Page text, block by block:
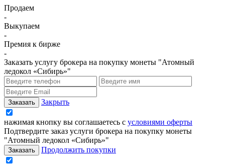
Продаем
-
Выкупаем
-
Премия к бирже
-
Заказать услугу брокера на покупку монеты "Атомный
ледокол «Сибирь»"
Закрыть
нажимая кнопку вы соглашаетесь с условиями оферты
Подтвердите заказ услуги брокера на покупку монеты
"Атомный ледокол «Сибирь»"
Продолжить покупки